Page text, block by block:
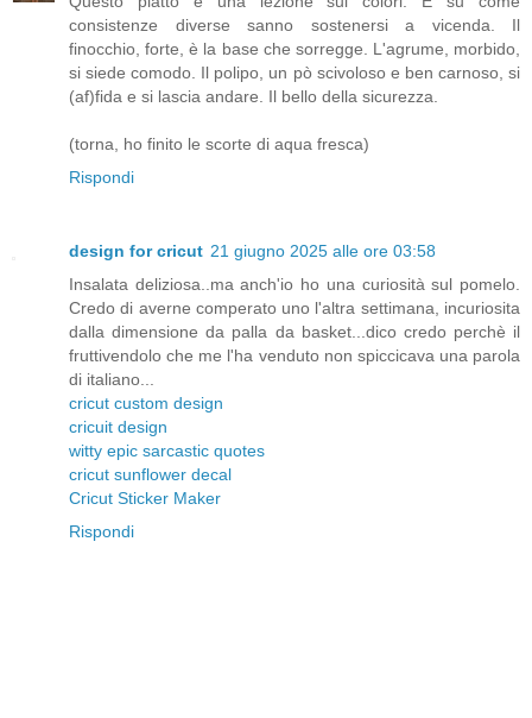
consistenze diverse sanno sostenersi a vicenda. Il
finocchio, forte, è la base che sorregge. L'agrume, morbido,
si siede comodo. Il polipo, un pò scivoloso e ben carnoso, si
(af)fida e si lascia andare. Il bello della sicurezza.
(torna, ho finito le scorte di aqua fresca)
Rispondi
design for cricut 21 giugno 2025 alle ore 03:58
Insalata deliziosa..ma anch'io ho una curiosità sul pomelo.
Credo di averne comperato uno l'altra settimana, incuriosita
dalla dimensione da palla da basket...dico credo perchè il
fruttivendolo che me l'ha venduto non spiccicava una parola
di italiano...
cricut custom design
cricuit design
witty epic sarcastic quotes
cricut sunflower decal
Cricut Sticker Maker
Rispondi